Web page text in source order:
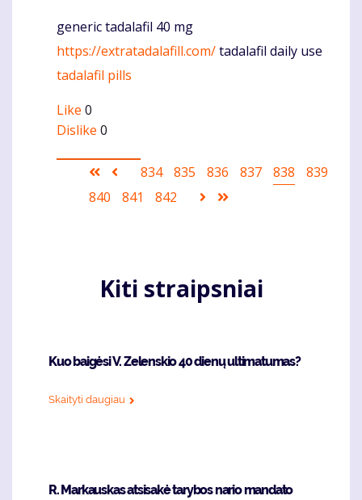
Komentaras
generic tadalafil 40 mg
https://extratadalafill.com/tadalafil daily use
tadalafil pills
Like 0
Dislike 0
Pagination
First
page
Ankstesnis
puslapis
Puslapis
834 Puslapis
835 Puslapis
836 Puslapis
837
Current
838 Puslapis
839
Puslapis
840 Puslapis
841 Puslapis
842
Sekantis
Kiti straipsniai
Kuo baigėsi V. Zelenskio 40 dienų ultimatumas?
Skaityti daugiau
R. Markauskas atsisakė tarybos nario mandato